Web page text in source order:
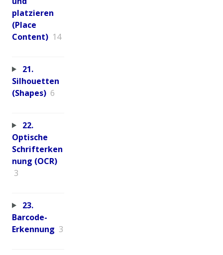
platzieren
(Place
Content) 14
21.
Silhouetten
(Shapes) 6
22.
Optische
Schrifterken
nung (OCR)
3
23.
Barcode-
Erkennung 3